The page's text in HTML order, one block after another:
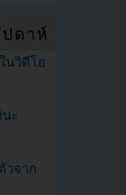
ดาห์
นวิดีโอ
ะ
วจาก